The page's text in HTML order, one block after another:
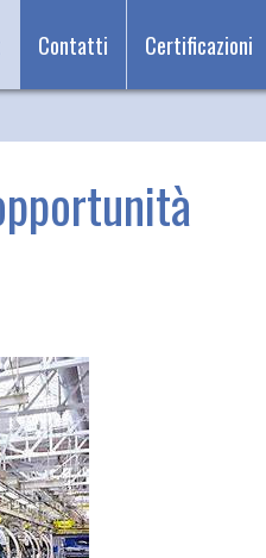
Contatti Certificazioni